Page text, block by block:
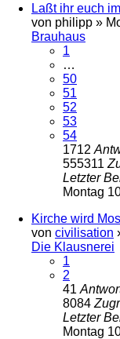
Laßt ihr euch
von philipp »
Brauhaus
1
…
50
51
52
53
54
1712
555311
Letzter
Montag
Kirche wird
von civilisation
Die Klausnerei
1
2
41
8084
Letzter
Montag